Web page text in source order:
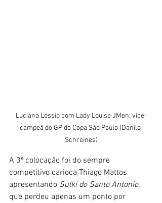
Luciana Lóssio com Lady Louise JMen: vice-
campeã do GP da Copa São Paulo (Danilo
Schreines)
A 3ª colocação foi do sempre
competitivo carioca Thiago Mattos
apresentando Sulki do Santo Antonio,
que perdeu apenas um ponto por